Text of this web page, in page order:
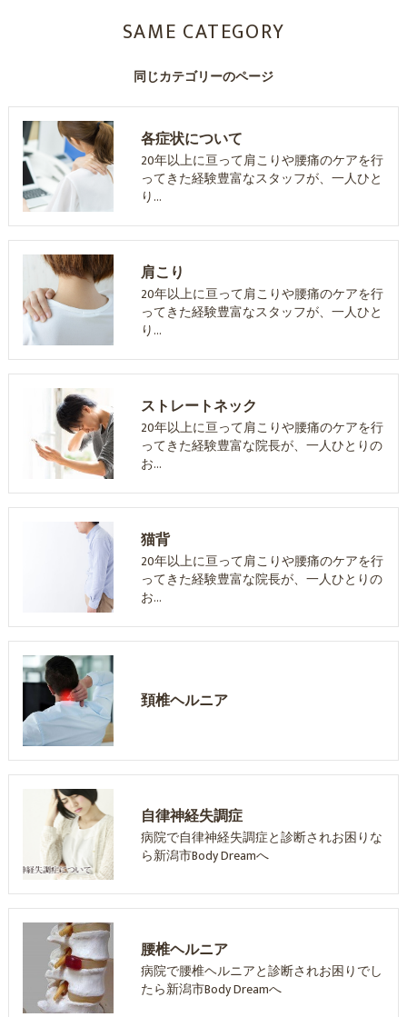
同じカテゴリーのページ
SAME CATEGORY
各症状について
20年以上に亘って肩こりや腰痛のケアを行
ってきた経験豊富なスタッフが、一人ひと
り…
肩こり
20年以上に亘って肩こりや腰痛のケアを行
ってきた経験豊富なスタッフが、一人ひと
り…
ストレートネック
20年以上に亘って肩こりや腰痛のケアを行
ってきた経験豊富な院長が、一人ひとりの
お…
猫背
20年以上に亘って肩こりや腰痛のケアを行
ってきた経験豊富な院長が、一人ひとりの
お…
頚椎ヘルニア
自律神経失調症
病院で自律神経失調症と診断されお困りな
ら新潟市Body Dreamへ
腰椎ヘルニア
病院で腰椎ヘルニアと診断されお困りでし
たら新潟市Body Dreamへ